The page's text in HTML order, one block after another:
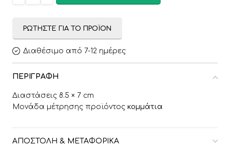
ΡΩΤΉΣΤΕ ΓΙΑ ΤΟ ΠΡΟΪΌΝ
Διαθέσιμο από 7-12 ημέρες
ΠΕΡΙΓΡΑΦΉ
Διαστάσεις 8.5 × 7 cm
Μονάδα μέτρησης προϊόντος κομμάτια
ΑΠΟΣΤΟΛΉ & ΜΕΤΑΦΟΡΙΚΆ